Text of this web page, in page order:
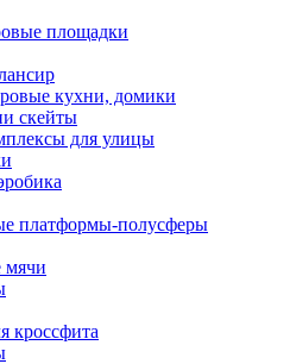
площадки
кухни, домики
скейты
для улицы
платформы-полусферы
мячи
кроссфита